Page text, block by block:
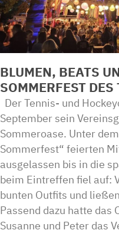
BLUMEN, BEATS
SOMMERFEST DES
Der Tennis- und
September sein
Sommeroase. Unter
Sommerfest“ feierten
ausgelassen bis in die
beim Eintreffen fiel auf:
bunten Outfits und
Passend dazu hatte
Susanne und Peter das